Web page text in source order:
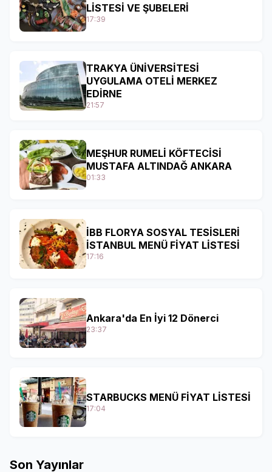
LİSTESİ VE ŞUBELERİ
17:39
TRAKYA ÜNİVERSİTESİ
UYGULAMA OTELİ MERKEZ
EDİRNE
21:57
MEŞHUR RUMELİ KÖFTECİSİ
MUSTAFA ALTINDAĞ ANKARA
01:33
İBB FLORYA SOSYAL TESİSLERİ
İSTANBUL MENÜ FİYAT LİSTESİ
17:16
Ankara'da En İyi 12 Dönerci
23:37
STARBUCKS MENÜ FİYAT LİSTESİ
17:04
Son Yayınlar